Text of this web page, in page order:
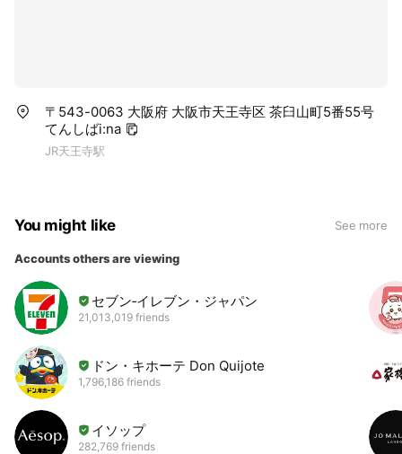
〒543-0063 大阪府 大阪市天王寺区 茶臼山町5番55号
てんしばi:na
JR天王寺駅
You might like See more
Accounts others are viewing
セブン‐イレブン・ジャパン
21,013,019 friends
ドン・キホーテ Don Quijote
1,796,186 friends
イソップ
282,769 friends